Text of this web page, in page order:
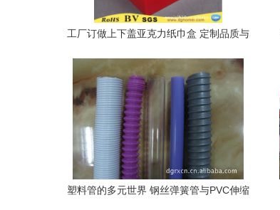
工厂订做上下盖亚克力纸巾盒 定制品质与
塑料管的多元世界 钢丝弹簧管与PVC伸缩